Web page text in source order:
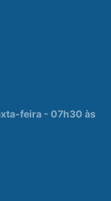
feira - 07h30 às